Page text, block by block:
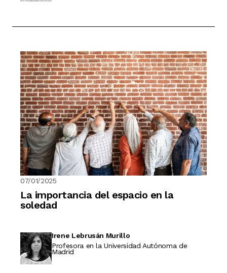
07/01/2025
La importancia del espacio en la
soledad
Irene Lebrusán Murillo
Profesora en la Universidad Autónoma de
Madrid